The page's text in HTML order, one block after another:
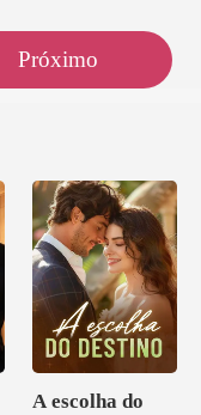
Próximo
A escolha do